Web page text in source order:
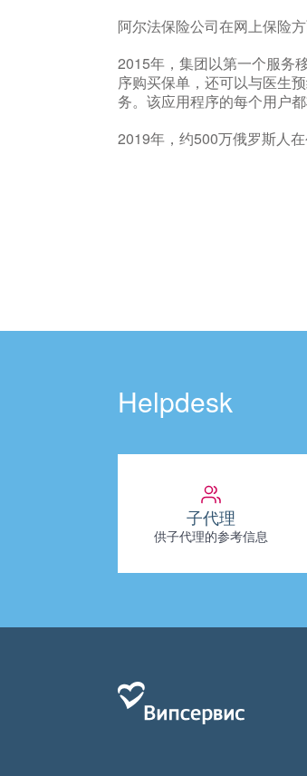
阿尔法保险公司在网上保险
2015年，集团以第一个服务
序购买保单，还可以与医生
务。该应用程序的每个用户
2019年，约500万俄罗斯人
Helpdesk
子代理
供子代理的参考信息